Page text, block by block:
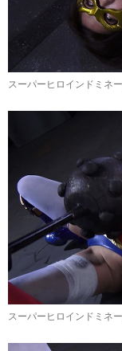
スーパーヒロインドミネ
スーパーヒロインドミネ